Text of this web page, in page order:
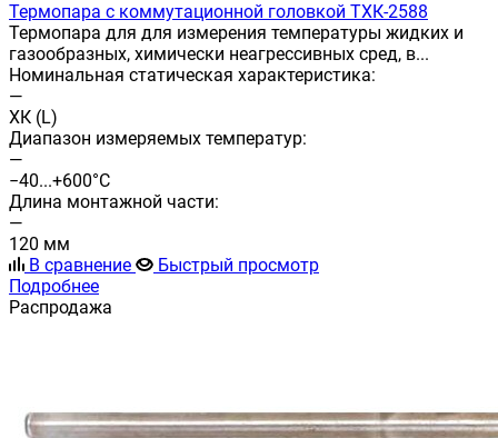
Термопара с коммутационной головкой ТХК-2588
Термопара для для измерения температуры жидких и
газообразных, химически неагрессивных сред, в...
Номинальная статическая характеристика:
—
ХК (L)
Диапазон измеряемых температур:
—
−40...+600°С
Длина монтажной части:
—
120 мм
В сравнение
Быстрый просмотр
Подробнее
Распродажа